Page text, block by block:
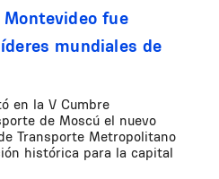
fue
mundiales de
en la V Cumbre
de Moscú el nuevo
Transporte Metropolitano
histórica para la capital